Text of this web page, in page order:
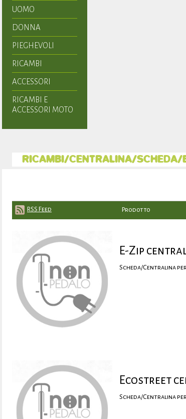
UOMO
DONNA
PIEGHEVOLI
RICAMBI
ACCESSORI
RICAMBI E
ACCESSORI MOTO
RICAMBI/CENTRALINA/SCHEDA/
RSS Feed Prodotto
E-Zip
Scheda/Centralina
Ecostreet
Scheda/Centralina